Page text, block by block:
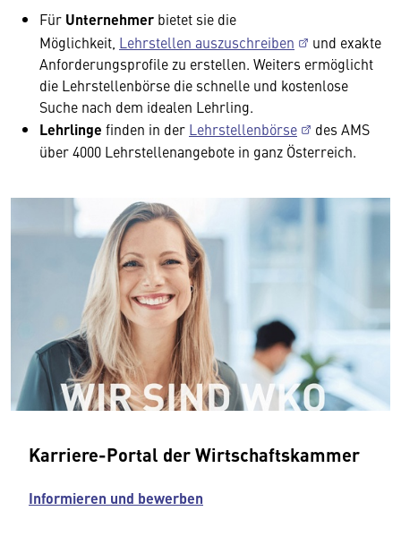
Für Unternehmer bietet sie die
Möglichkeit, Lehrstellen auszuschreiben
und exakte
Anforderungsprofile zu erstellen. Weiters ermöglicht
die Lehrstellenbörse die schnelle und kostenlose
Suche nach dem idealen Lehrling.
Lehrlinge finden in der Lehrstellenbörse
des AMS
über 4000 Lehrstellenangebote in ganz Österreich.
Karriere-Portal der Wirtschaftskammer
Informieren und bewerben